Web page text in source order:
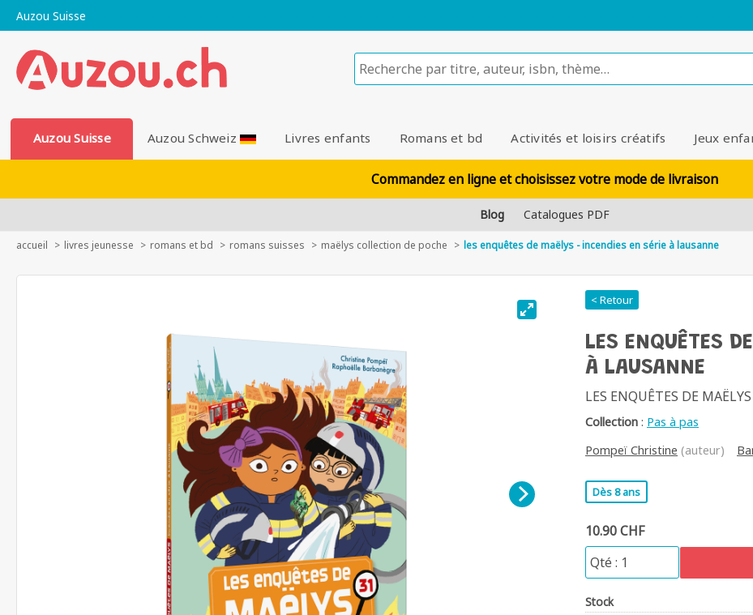
Auzou Suisse
Auzou Suisse Auzou Schweiz Livres enfants Romans et bd Activités et loisirs créatifs Jeux
Commandez en ligne et choisissez votre mode de livraison
Blog Catalogues PDF
accueil livres jeunesse romans et bd romans suisses maëlys collection de poche les enquêtes de maëlys - incendies en série à lausanne
< Retour
LES ENQUÊTES
À LAUSANNE
LES ENQUÊTES DE
Collection : Pas à pas
Pompeï Christine (auteur)
Dès 8 ans
10.90 CHF
Stock